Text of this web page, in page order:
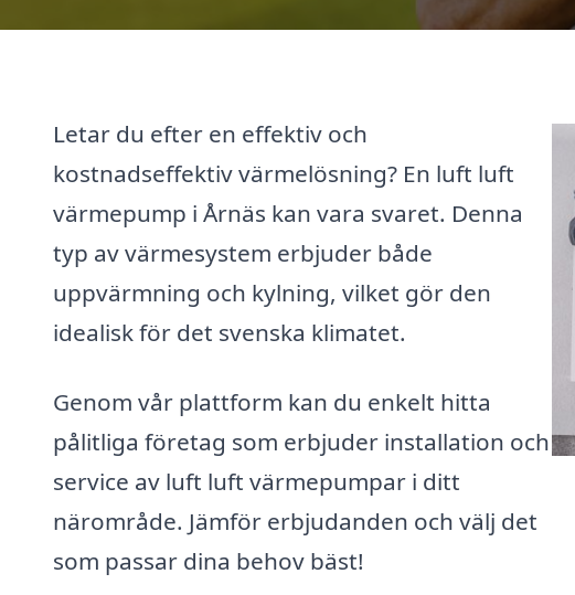
Letar du efter en effektiv och
kostnadseffektiv värmelösning? En luft luft
värmepump i Årnäs kan vara svaret. Denna
typ av värmesystem erbjuder både
uppvärmning och kylning, vilket gör den
idealisk för det svenska klimatet.
Genom vår plattform kan du enkelt hitta
pålitliga företag som erbjuder installation och
service av luft luft värmepumpar i ditt
närområde. Jämför erbjudanden och välj det
som passar dina behov bäst!